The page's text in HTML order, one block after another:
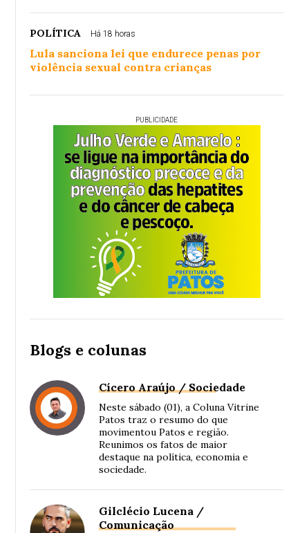
POLÍTICA Há 18 horas
Lula sanciona lei que endurece penas por
violência sexual contra crianças
PUBLICIDADE
Blogs e colunas
Cícero Araújo / Sociedade
Neste sábado (01), a Coluna Vitrine
Patos traz o resumo do que
movimentou Patos e região.
Reunimos os fatos de maior
destaque na política, economia e
sociedade.
Gilclécio Lucena /
Comunicação